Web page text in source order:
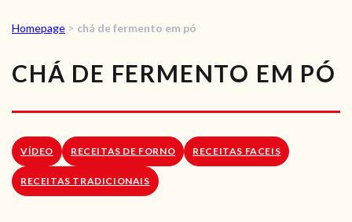
RECEITAS
VÍDEOS
RECEITAS VEGGIE
SOBRE NÓS
LOJA ONLINE
Homepage > chá de fermento em pó
CHÁ DE FERMENTO EM PÓ
VÍDEO RECEITAS DE FORNO RECEITAS FACEIS
RECEITAS TRADICIONAIS